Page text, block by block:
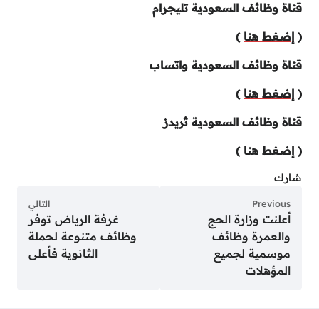
قناة وظائف السعودية تليجرام
( إضغط هنا )
قناة وظائف السعودية واتساب
( إضغط هنا )
قناة وظائف السعودية ثريدز
( إضغط هنا )
شارك
Previous
أعلنت وزارة الحج
والعمرة وظائف
موسمية لجميع
المؤهلات
التالي
غرفة الرياض توفر
وظائف متنوعة لحملة
الثانوية فأعلى